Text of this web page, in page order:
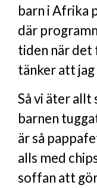
barn i Afrika
där
tiden när det
tänker att jag
Så vi äter allt
barnen
är så
alls med
soffan att